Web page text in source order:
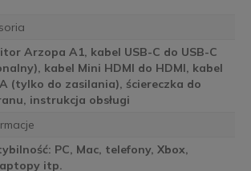
Arzopa A1, kabel USB-C do USB-C
kabel Mini HDMI do HDMI, kabel
(tylko do zasilania), ściereczka do
instrukcja obsługi
PC, Mac, telefony, Xbox,
itp.